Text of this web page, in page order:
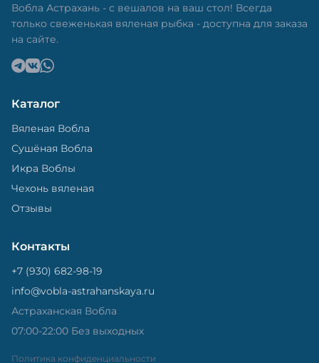
Вобла Астрахань - с вешалов на ваш стол! Всегда
только свеженькая вяленая рыбка - доступна для заказа
на сайте.
Каталог
Вяленая Вобла
Сушёная Вобла
Икра Воблы
Чехонь вяленая
Отзывы
Контакты
+7 (930) 682-98-19
info@vobla-astrahanskaya.ru
Астраханская Вобла
07:00-22:00 Без выходных
Политика конфиденциальности